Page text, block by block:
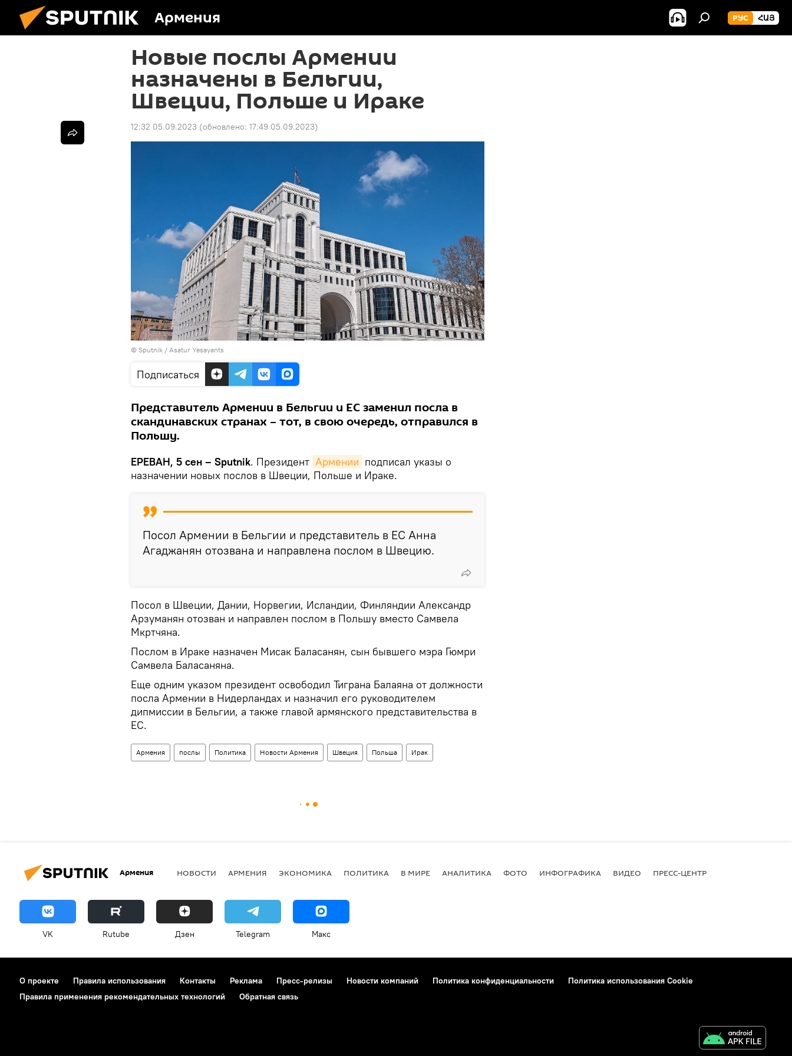
Армения РУС ՀԱՅ
Новые послы Армении
назначены в Бельгии,
Швеции, Польше и Ираке
12:32 05.09.2023 (обновлено: 17:49 05.09.2023)
© Sputnik / Asatur Yesayants
Подписаться
Представитель Армении в Бельгии и ЕС заменил посла в
скандинавских странах – тот, в свою очередь, отправился в
Польшу.
ЕРЕВАН, 5 сен – Sputnik. Президент Армении подписал указы о
назначении новых послов в Швеции, Польше и Ираке.
Посол Армении в Бельгии и представитель в ЕС Анна
Агаджанян отозвана и направлена послом в Швецию.
Посол в Швеции, Дании, Норвегии, Исландии, Финляндии Александр
Арзуманян отозван и направлен послом в Польшу вместо Самвела
Мкртчяна.
Послом в Ираке назначен Мисак Баласанян, сын бывшего мэра Гюмри
Самвела Баласаняна.
Еще одним указом президент освободил Тиграна Балаяна от должности
посла Армении в Нидерландах и назначил его руководителем
дипмиссии в Бельгии, а также главой армянского представительства в
ЕС.
Армения послы Политика Новости Армения Швеция Польша Ирак
Армения НОВОСТИ АРМЕНИЯ ЭКОНОМИКА ПОЛИТИКА В МИРЕ АНАЛИТИКА ФОТО ИНФОГРАФИКА ВИДЕО ПРЕСС-ЦЕНТР
VK Rutube Дзен Telegram Макс
О проекте Правила использования Контакты Реклама Пресс-релизы Новости компаний Политика конфиденциальности
Политика использования Cookie
Правила применения рекомендательных технологий
Обратная связь